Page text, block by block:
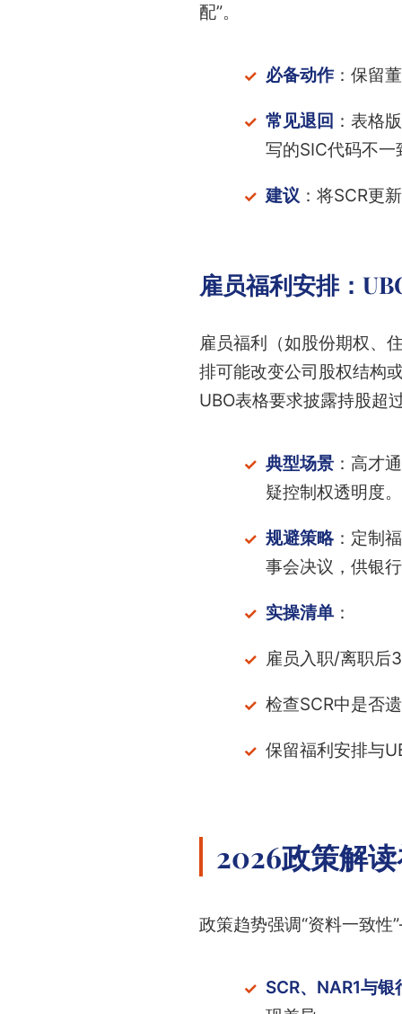
配”。
必备动作：保留
常见退回 ：表格
写的SIC代码不一
建议 ：将SCR更
雇员福利安排：
雇员福利（如股份期权、
排可能改变公司股权结构
UBO表格要求披露持股超
典型场景：高才
疑控制权透明度。
规避策略：定制
事会决议，供银
实操清单：
雇员入职/离职后
检查SCR中是否
保留福利安排与
2026政策解
政策趋势强调“资料一致
SCR、NAR1与